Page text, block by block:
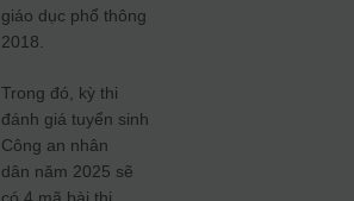
giáo dục phổ thông
2018.
Trong đó, kỳ thi
đánh giá tuyển sinh
Công an nhân
dân năm 2025 sẽ